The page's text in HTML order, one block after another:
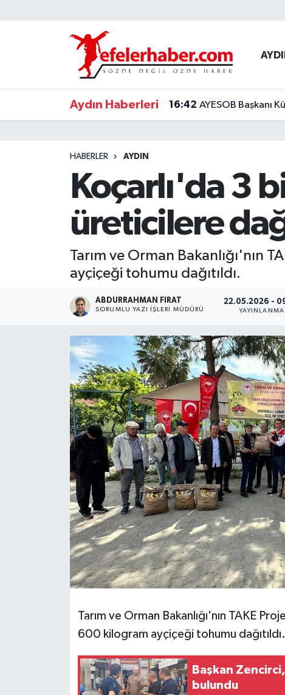
Aydın Haberleri 16:42 AYESOB Başkanı
HABERLER AYDIN
Koçarlı'da 3
üreticilere
Tarım ve Orman Bakanlığı'nın
ayçiçeği tohumu dağıtıldı.
ABDURRAHMAN FIRAT
SORUMLU YAZI İŞLERI MÜDÜRÜ
22.05.2026 -
YAYINLANMA
Tarım ve Orman Bakanlığı'nın TAKE
600 kilogram ayçiçeği tohumu dağıtıldı.
Başkan
bulundu
Nöbetçi Eczaneler
Hava Durumu
Aydin Namaz Vakitleri
Tüm Manşetler
Son Dakika Haberleri
Haber Arşivi